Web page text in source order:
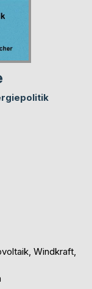
Windkraft,